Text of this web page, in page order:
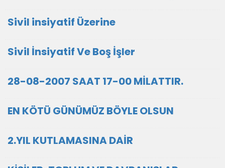
Sivil insiyatif Üzerine
Sivil İnsiyatif Ve Boş İşler
28-08-2007 SAAT 17-00 MİLATTIR.
EN KÖTÜ GÜNÜMÜZ BÖYLE OLSUN
2.YIL KUTLAMASINA DAİR